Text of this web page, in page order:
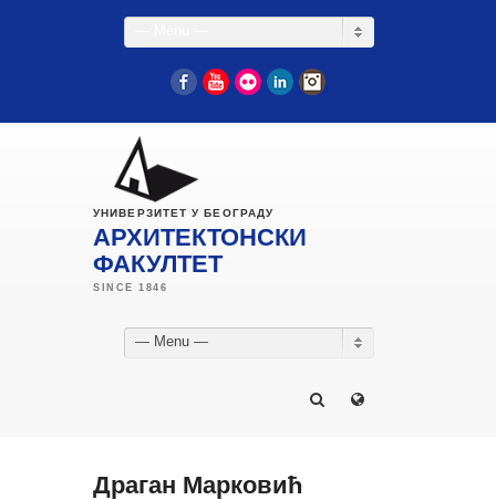
FacebookYouTube
Flickr LinkedIn
УНИВЕРЗИТЕТ У БЕОГРАДУ
АРХИТЕКТОНСКИ
ФАКУЛТЕТ
— Menu —
Драган Марковић